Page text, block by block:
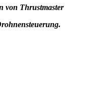
von Thrustmaster